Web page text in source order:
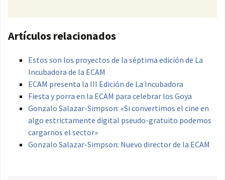
Artículos relacionados
Estos son los proyectos de la séptima edición de La
Incubadora de la ECAM
ECAM presenta la III Edición de La Incubadora
Fiesta y porra en la ECAM para celebrar los Goya
Gonzalo Salazar-Simpson: «Si convertimos el cine en
algo estrictamente digital pseudo-gratuito podemos
cargarnos el sector»
Gonzalo Salazar-Simpson: Nuevo director de la ECAM